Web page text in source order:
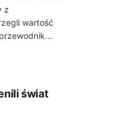
z
wartość
świat